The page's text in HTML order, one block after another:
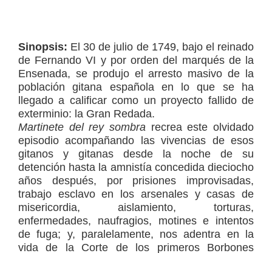
Sinopsis: El 30 de julio de 1749, bajo el reinado
de Fernando VI y por orden del marqués de la
Ensenada, se produjo el arresto masivo de la
población gitana española en lo que se ha
llegado a calificar como un proyecto fallido de
exterminio: la Gran Redada.
Martinete del rey sombra recrea este olvidado
episodio acompañando las vivencias de esos
gitanos y gitanas desde la noche de su
detención hasta la amnistía concedida dieciocho
años después, por prisiones improvisadas,
trabajo esclavo en los arsenales y casas de
misericordia, aislamiento, torturas,
enfermedades, naufragios, motines e intentos
de fuga; y, paralelamente, nos adentra en la
vida de la Corte de los primeros Borbones